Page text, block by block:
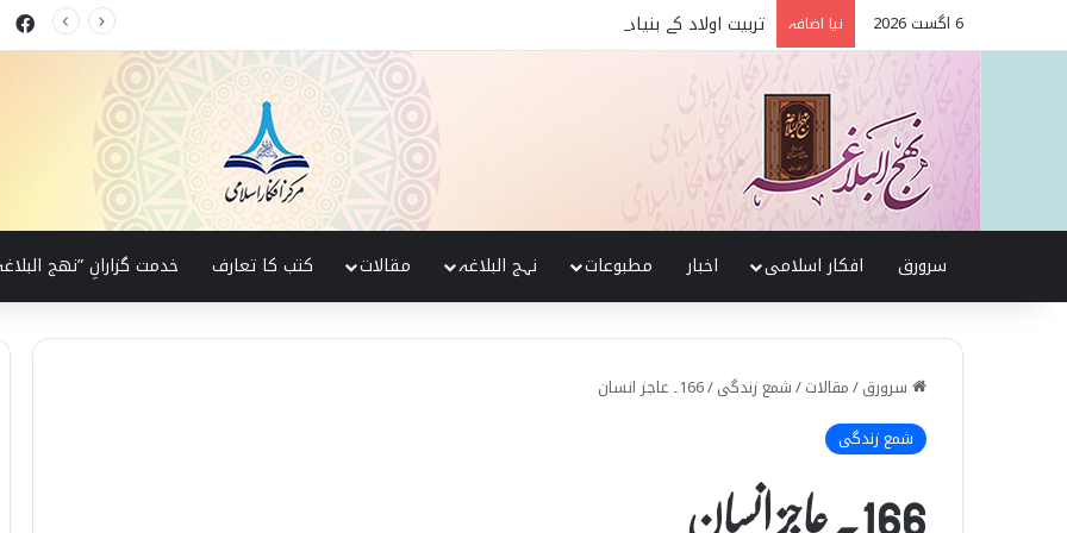
6 اگست 2026 نیا اضافہ تربیت اولاد کے بنیادی اصول نہج البلاغہ کی روشنی میں
سرورق افکار اسلامی اخبار مطبوعات نہج البلاغہ مقالات کتب کا تعارف خدمت گزارانِ ”نھج
سرورق/مقالات/شمع زندگی/166۔ عاجز انسان
شمع زندگی